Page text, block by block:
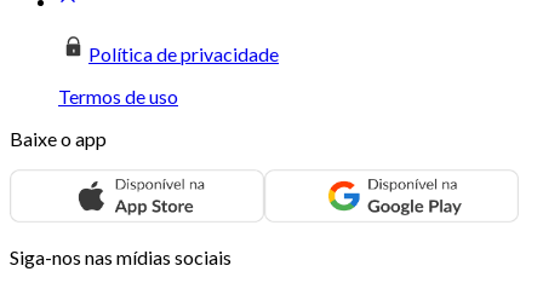
Política de privacidade
Termos de uso
Baixe o app
Siga-nos nas mídias sociais